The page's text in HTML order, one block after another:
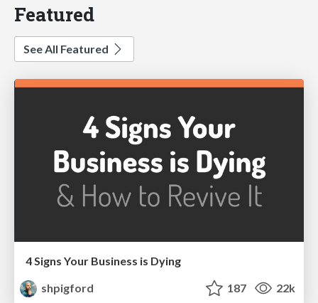
Featured
See All Featured
4 Signs Your Business is Dying
shpigford
187 22k